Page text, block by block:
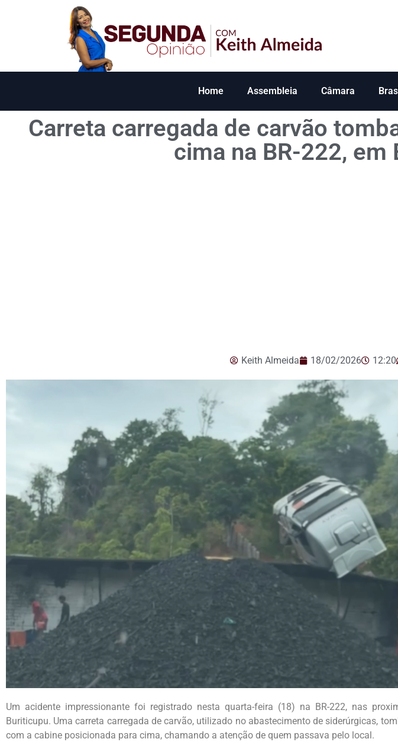
Home Assembleia Câmara
Carreta carregada de carvão
cima na BR-222, em
Keith Almeida 18/02/2026 12:20
Um acidente impressionante foi registrado nesta quarta-feira (18) na BR-222, nas
Buriticupu. Uma carreta carregada de carvão, utilizado no abastecimento de siderúrgicas,
com a cabine posicionada para cima, chamando a atenção de quem passava pelo local.